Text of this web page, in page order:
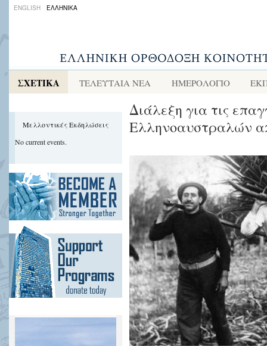
ENGLISH ΕΛΛΗΝΙΚΑ
ΣΧΕΤΙΚΑ ΤΕΛΕΥΤΑΙΑ ΝΕΑ ΗΜΕΡΟΛΟΓΙΟ
Μελλοντικές Εκδηλώσεις
No current events.
Διάλεξη για τις
Ελληνοαυστραλών